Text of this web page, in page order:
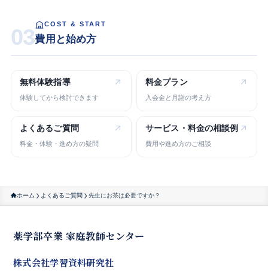
03
COST & START
費用と始め方
無料体験指導
体験してから検討できます
料金プラン
入会金と月謝の考え方
よくあるご質問
料金・体験・進め方の疑問
サービス・ 料金の相談例
費用や進め方のご相談
ホーム よくあるご質問 先生にお茶は必要ですか？
薬学部卒業 家庭教師センター
株式会社学習資料研究社